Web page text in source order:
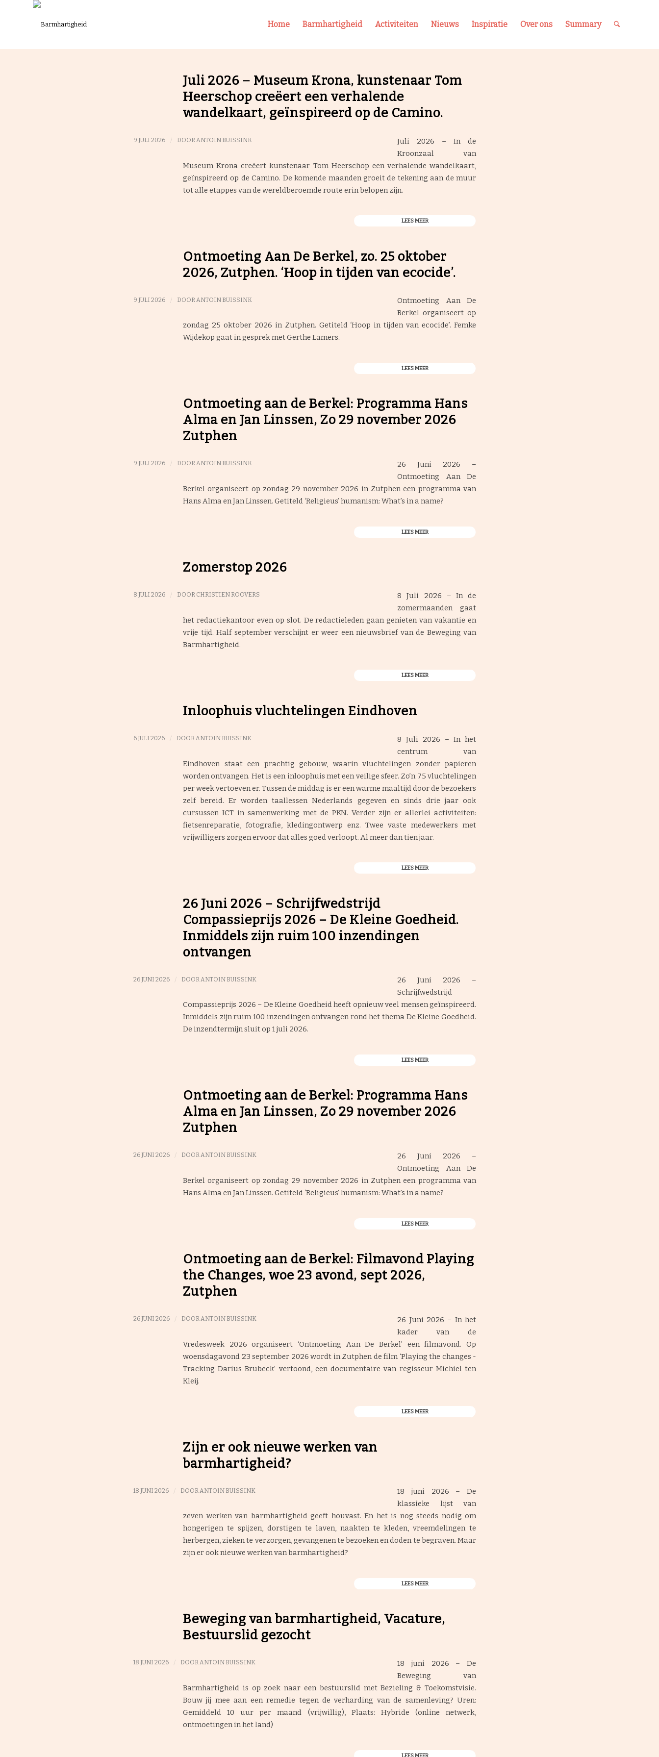
Home Barmhartigheid Activiteiten Nieuws Inspiratie Over ons Summary
Juli 2026 – Museum Krona, kunstenaar Tom
Heerschop creëert een verhalende
wandelkaart, geïnspireerd op de Camino.
9 JULI 2026 / DOORANTOIN BUISSINK
Juli 2026 – In de
Kroonzaal van
Museum Krona creëert kunstenaar Tom Heerschop een verhalende wandelkaart,
geïnspireerd op de Camino. De komende maanden groeit de tekening aan de muur
tot alle etappes van de wereldberoemde route erin belopen zijn.
LEES MEER
Ontmoeting Aan De Berkel, zo. 25 oktober
2026, Zutphen. ‘Hoop in tijden van ecocide’.
9 JULI 2026 / DOOR ANTOIN BUISSINK
Ontmoeting Aan De
Berkel organiseert op
zondag 25 oktober 2026 in Zutphen. Getiteld ‘Hoop in tijden van ecocide’. Femke
Wijdekop gaat in gesprek met Gerthe Lamers.
LEES MEER
Ontmoeting aan de Berkel: Programma Hans
Alma en Jan Linssen, Zo 29 november 2026
Zutphen
9 JULI 2026 / DOORANTOIN BUISSINK
26 Juni 2026 –
Ontmoeting Aan De
Berkel organiseert op zondag 29 november 2026 in Zutphen een programma van
Hans Alma en Jan Linssen. Getiteld ‘Religieus’ humanism: What’s in a name?
LEES MEER
Zomerstop 2026
8 JULI 2026 / DOOR CHRISTIEN ROOVERS
8 Juli 2026 – In de
zomermaanden gaat
het redactiekantoor even op slot. De redactieleden gaan genieten van vakantie en
vrije tijd. Half september verschijnt er weer een nieuwsbrief van de Beweging van
Barmhartigheid.
LEES MEER
Inloophuis vluchtelingen Eindhoven
6 JULI 2026 / DOORANTOIN BUISSINK
8 Juli 2026 – In het
centrum van
Eindhoven staat een prachtig gebouw, waarin vluchtelingen zonder papieren
worden ontvangen. Het is een inloophuis met een veilige sfeer. Zo’n 75 vluchtelingen
per week vertoeven er. Tussen de middag is er een warme maaltijd door de bezoekers
zelf bereid. Er worden taallessen Nederlands gegeven en sinds drie jaar ook
cursussen ICT in samenwerking met de PKN. Verder zijn er allerlei activiteiten:
fietsenreparatie, fotografie, kledingontwerp enz. Twee vaste medewerkers met
vrijwilligers zorgen ervoor dat alles goed verloopt. Al meer dan tien jaar.
LEES MEER
26 Juni 2026 – Schrijfwedstrijd
Compassieprijs 2026 – De Kleine Goedheid.
Inmiddels zijn ruim 100 inzendingen
ontvangen
26 JUNI 2026 / DOOR ANTOIN BUISSINK
26 Juni 2026 –
Schrijfwedstrijd
Compassieprijs 2026 – De Kleine Goedheid heeft opnieuw veel mensen geïnspireerd.
Inmiddels zijn ruim 100 inzendingen ontvangen rond het thema De Kleine Goedheid.
De inzendtermijn sluit op 1 juli 2026.
LEES MEER
Ontmoeting aan de Berkel: Programma Hans
Alma en Jan Linssen, Zo 29 november 2026
Zutphen
26 JUNI 2026 / DOORANTOIN BUISSINK
26 Juni 2026 –
Ontmoeting Aan De
Berkel organiseert op zondag 29 november 2026 in Zutphen een programma van
Hans Alma en Jan Linssen. Getiteld ‘Religieus’ humanism: What’s in a name?
LEES MEER
Ontmoeting aan de Berkel: Filmavond Playing
the Changes, woe 23 avond, sept 2026,
Zutphen
26 JUNI 2026 / DOORANTOIN BUISSINK
26 Juni 2026 – In het
kader van de
Vredesweek 2026 organiseert ‘Ontmoeting Aan De Berkel’ een filmavond. Op
woensdagavond 23 september 2026 wordt in Zutphen de film ‘Playing the changes -
Tracking Darius Brubeck’ vertoond, een documentaire van regisseur Michiel ten
Kleij.
LEES MEER
Zijn er ook nieuwe werken van
barmhartigheid?
18 JUNI 2026 / DOOR ANTOIN BUISSINK
18 juni 2026 – De
klassieke lijst van
zeven werken van barmhartigheid geeft houvast. En het is nog steeds nodig om
hongerigen te spijzen, dorstigen te laven, naakten te kleden, vreemdelingen te
herbergen, zieken te verzorgen, gevangenen te bezoeken en doden te begraven. Maar
zijn er ook nieuwe werken van barmhartigheid?
LEES MEER
Beweging van barmhartigheid, Vacature,
Bestuurslid gezocht
18 JUNI 2026 / DOORANTOIN BUISSINK
18 juni 2026 – De
Beweging van
Barmhartigheid is op zoek naar een bestuurslid met Bezieling & Toekomstvisie.
Bouw jij mee aan een remedie tegen de verharding van de samenleving? Uren:
Gemiddeld 10 uur per maand (vrijwillig), Plaats: Hybride (online netwerk,
ontmoetingen in het land)
LEES MEER